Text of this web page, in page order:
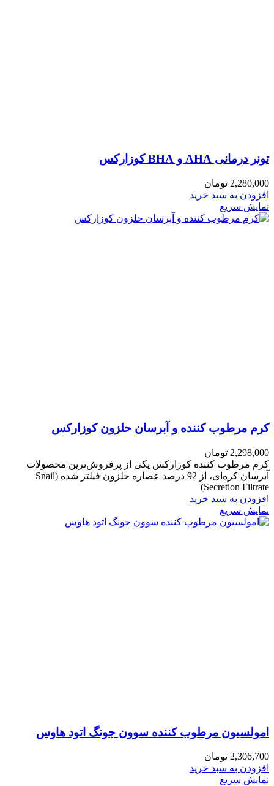
تونر درمانی AHA و BHA کوزارکس
2,280,000 تومان
افزودن به سبد خرید
نمایش سریع
کرم مرطوب کننده و آبرسان حلزون کوزارکس
2,298,000 تومان
کرم مرطوب کننده کوزارکس یکی از پرفروش‌ترین محصولات
آبرسان کره‌ای، از 92 درصد عصاره حلزون فیلتر شده (Snail
Secretion Filtrate)
افزودن به سبد خرید
نمایش سریع
امولسیون مرطوب‌ کننده سوون جونگ اتود هاوس
2,306,700 تومان
افزودن به سبد خرید
نمایش سریع